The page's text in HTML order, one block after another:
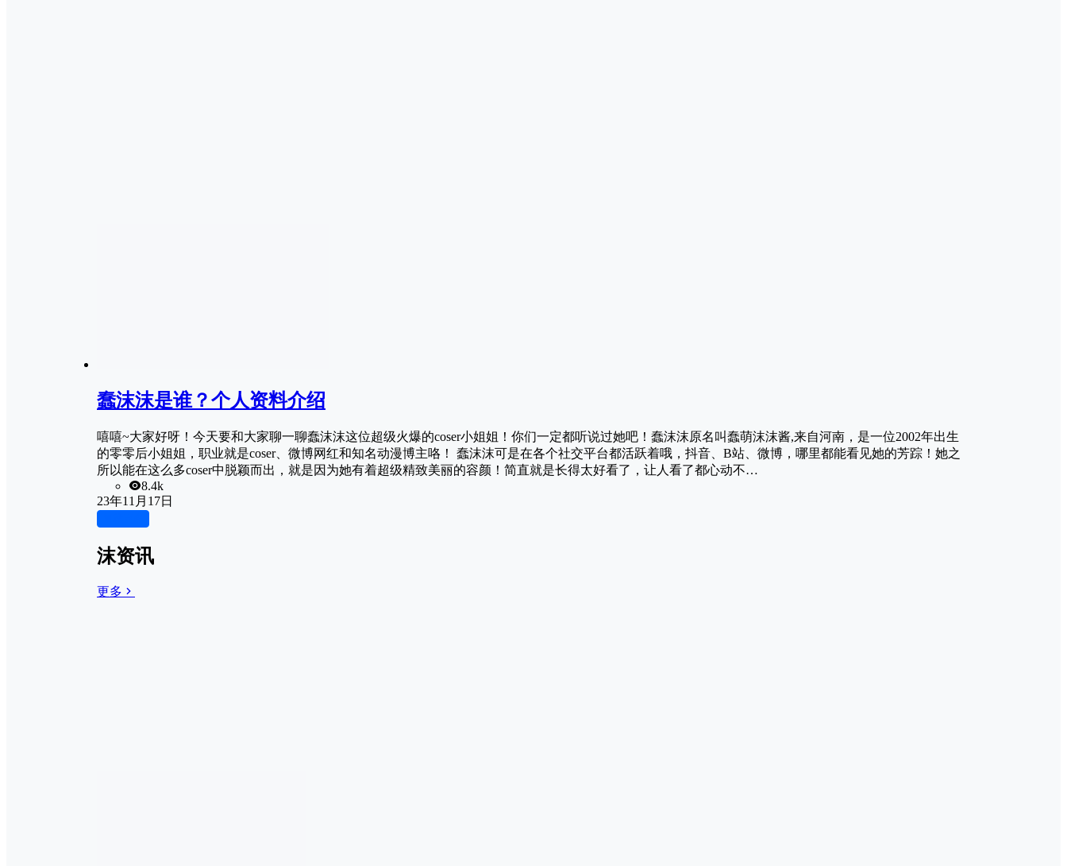
蠢沫沫是谁？个人资料介绍
嘻嘻~大家好呀！今天要和大家聊一聊蠢沫沫这位超级火爆的coser小姐姐！你们一定都听说过她吧！蠢沫沫原名叫蠢萌沫沫酱,来自河南，是一位2002年出生
的零零后小姐姐，职业就是coser、微博网红和知名动漫博主咯！ 蠢沫沫可是在各个社交平台都活跃着哦，抖音、B站、微博，哪里都能看见她的芳踪！她之
所以能在这么多coser中脱颖而出，就是因为她有着超级精致美丽的容颜！简直就是长得太好看了，让人看了都心动不…
8.4k
23年11月17日
沫资讯
更多